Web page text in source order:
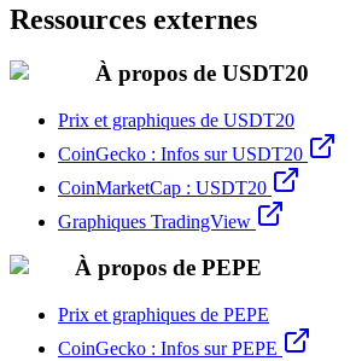
Ressources externes
À propos de USDT20
Prix et graphiques de USDT20
CoinGecko : Infos sur USDT20
CoinMarketCap : USDT20
Graphiques TradingView
À propos de PEPE
Prix et graphiques de PEPE
CoinGecko : Infos sur PEPE